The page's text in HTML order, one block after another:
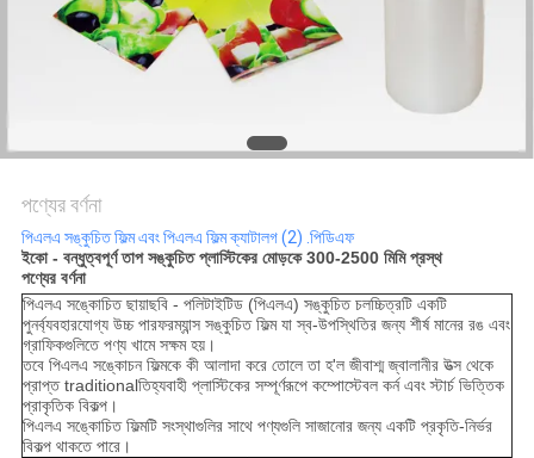
গোপনীয়তা
পণ্যের বর্ণনা
পিএলএ সঙ্কুচিত ফিল্ম এবং পিএলএ ফিল্ম ক্যাটালগ (2) .পিডিএফ
ইকো - বন্ধুত্বপূর্ণ তাপ সঙ্কুচিত প্লাস্টিকের মোড়কে 300-2500 মিমি প্রস্থ
পণ্যের বর্ণনা
পিএলএ সঙ্কোচিত ছায়াছবি - পলিটাইটিড (পিএলএ) সঙ্কুচিত চলচ্চিত্রটি একটি
পুনর্ব্যবহারযোগ্য উচ্চ পারফরম্যান্স সঙ্কুচিত ফিল্ম যা স্ব-উপস্থিতির জন্য শীর্ষ মানের রঙ এবং
গ্রাফিকগুলিতে পণ্য খামে সক্ষম হয়।
তবে পিএলএ সঙ্কোচন ফিল্মকে কী আলাদা করে তোলে তা হ'ল জীবাশ্ম জ্বালানীর উত্স থেকে
প্রাপ্ত traditionalতিহ্যবাহী প্লাস্টিকের সম্পূর্ণরূপে কম্পোস্টেবল কর্ন এবং স্টার্চ ভিত্তিক
প্রাকৃতিক বিকল্প।
পিএলএ সঙ্কোচিত ফিল্মটি সংস্থাগুলির সাথে পণ্যগুলি সাজানোর জন্য একটি প্রকৃতি-নির্ভর
বিকল্প থাকতে পারে।